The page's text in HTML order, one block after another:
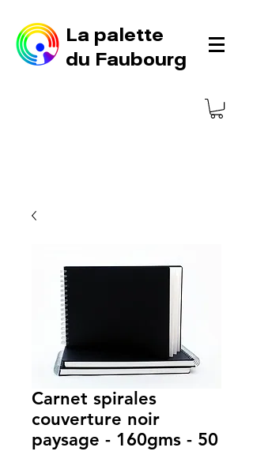
La palette
du Faubourg
Carnet spirales
couverture noir
paysage - 160gms - 50